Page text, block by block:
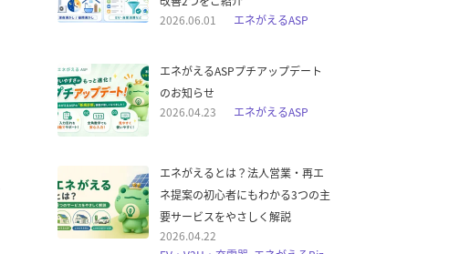
2026.06.01
エネがえるASP
エネがえるASPプチアップデート
のお知らせ
2026.04.23
エネがえるASP
エネがえるとは？法人営業・再エ
ネ提案の初心者にもわかる3つの主
要サービスをやさしく解説
2026.04.22